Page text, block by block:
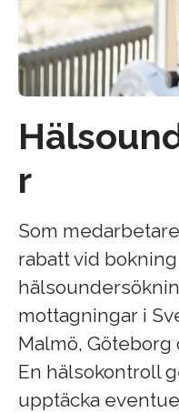
r
Som
rabatt vid
mottagningar i
Malmö, Göteborg
En hälsokontroll
upptäcka